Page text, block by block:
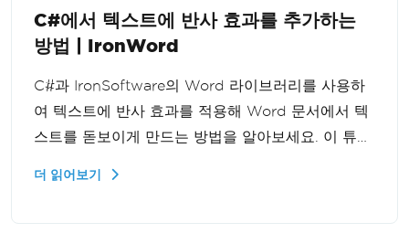
C#에서 텍스트에 반사 효과를 추가하는
방법 | IronWord
C#과 IronSoftware의 Word 라이브러리를 사용하
여 텍스트에 반사 효과를 적용해 Word 문서에서 텍
스트를 돋보이게 만드는 방법을 알아보세요. 이 튜토
더 읽어보기